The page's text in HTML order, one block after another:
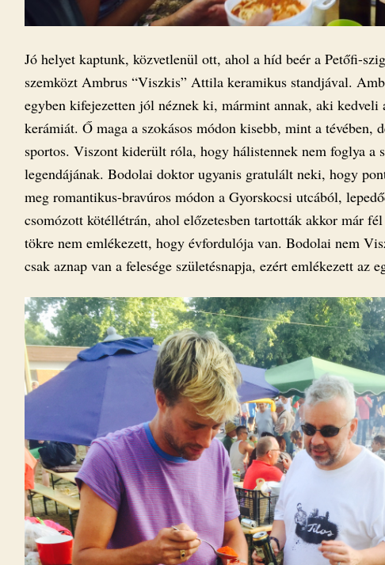
Jó helyet kaptunk, közvetlenül ott, ahol a híd beér a Petőfi-
szemközt Ambrus “Viszkis” Attila keramikus standjával.
egyben kifejezetten jól néznek ki, mármint annak, aki kedveli
kerámiát. Ő maga a szokásos módon kisebb, mint a tévében,
sportos. Viszont kiderült róla, hogy hálistennek nem foglya a
legendájának. Bodolai doktor ugyanis gratulált neki, hogy
meg romantikus-bravúros módon a Gyorskocsi utcából,
csomózott kötéllétrán, ahol előzetesben tartották akkor már
tökre nem emlékezett, hogy évfordulója van. Bodolai nem
csak aznap van a felesége születésnapja, ezért emlékezett az